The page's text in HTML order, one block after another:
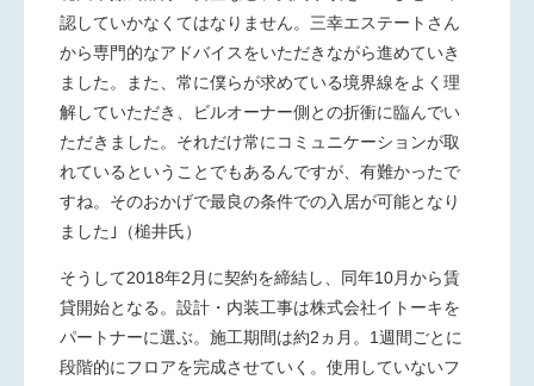
認していかなくてはなりません。三幸エステートさん
から専門的なアドバイスをいただきながら進めていき
ました。また、常に僕らが求めている境界線をよく理
解していただき、ビルオーナー側との折衝に臨んでい
ただきました。それだけ常にコミュニケーションが取
れているということでもあるんですが、有難かったで
すね。そのおかげで最良の条件での入居が可能となり
ました｣（槌井氏）
そうして2018年2月に契約を締結し、同年10月から賃
貸開始となる。設計・内装工事は株式会社イトーキを
パートナーに選ぶ。施工期間は約2ヵ月。1週間ごとに
段階的にフロアを完成させていく。使用していないフ